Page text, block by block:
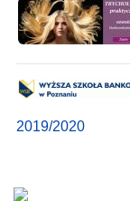
2019/2020